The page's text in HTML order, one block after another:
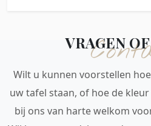
VRAGEN
Wilt u kunnen voorstellen
uw tafel staan, of hoe de
bij ons van harte welkom